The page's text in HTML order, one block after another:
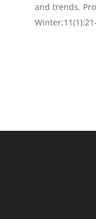
and trends.